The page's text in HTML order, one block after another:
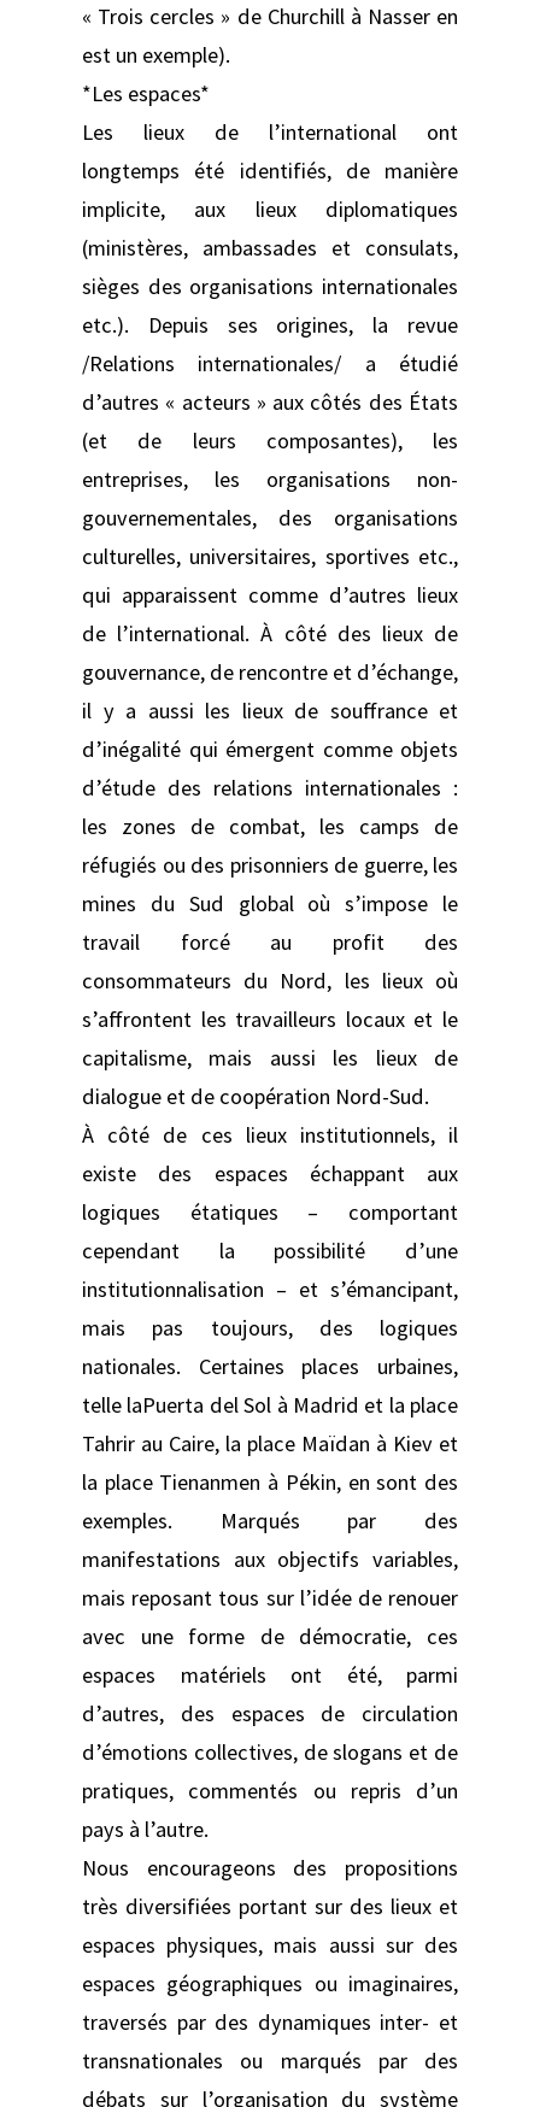
« Trois cercles » de Churchill à Nasser en
est un exemple).
*Les espaces*
Les lieux de l’international ont
longtemps été identifiés, de manière
implicite, aux lieux diplomatiques
(ministères, ambassades et consulats,
sièges des organisations internationales
etc.). Depuis ses origines, la revue
/Relations internationales/ a étudié
d’autres « acteurs » aux côtés des États
(et de leurs composantes), les
entreprises, les organisations non-
gouvernementales, des organisations
culturelles, universitaires, sportives etc.,
qui apparaissent comme d’autres lieux
de l’international. À côté des lieux de
gouvernance, de rencontre et d’échange,
il y a aussi les lieux de souffrance et
d’inégalité qui émergent comme objets
d’étude des relations internationales :
les zones de combat, les camps de
réfugiés ou des prisonniers de guerre, les
mines du Sud global où s’impose le
travail forcé au profit des
consommateurs du Nord, les lieux où
s’affrontent les travailleurs locaux et le
capitalisme, mais aussi les lieux de
dialogue et de coopération Nord-Sud.
À côté de ces lieux institutionnels, il
existe des espaces échappant aux
logiques étatiques – comportant
cependant la possibilité d’une
institutionnalisation – et s’émancipant,
mais pas toujours, des logiques
nationales. Certaines places urbaines,
telle laPuerta del Sol à Madrid et la place
Tahrir au Caire, la place Maïdan à Kiev et
la place Tienanmen à Pékin, en sont des
exemples. Marqués par des
manifestations aux objectifs variables,
mais reposant tous sur l’idée de renouer
avec une forme de démocratie, ces
espaces matériels ont été, parmi
d’autres, des espaces de circulation
d’émotions collectives, de slogans et de
pratiques, commentés ou repris d’un
pays à l’autre.
Nous encourageons des propositions
très diversifiées portant sur des lieux et
espaces physiques, mais aussi sur des
espaces géographiques ou imaginaires,
traversés par des dynamiques inter- et
transnationales ou marqués par des
débats sur l’organisation du système